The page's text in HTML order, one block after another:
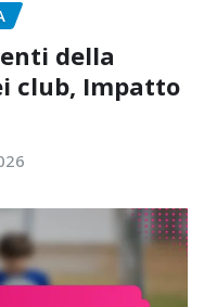
della
club, Impatto